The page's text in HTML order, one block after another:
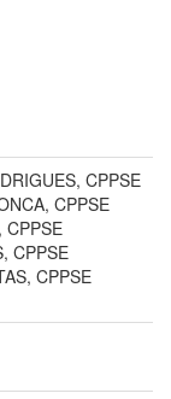
CPPSE
CPPSE
CPPSE
CPPSE
CPPSE